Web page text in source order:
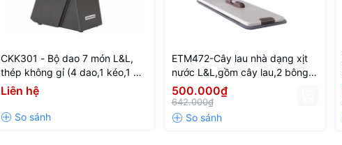
CKK301 - Bộ dao 7 món L&L,
thép không gỉ (4 dao,1 kéo,1 đồ
mài,1 hộp đựng dao) - Màu đen
Liên hệ
ETM472-Cây lau nhà dạng xịt
nước L&L,gồm cây lau,2 bông
lau,36*10*129cm (không hoạt
động bằng điện)
500.000₫
642.000₫